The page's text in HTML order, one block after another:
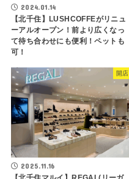
2024.01.14
【北千住】LUSHCOFFEがリニュ
ーアルオープン！前より広くなっ
て待ち合わせにも便利！ペットも
可！
開店
2025.11.16